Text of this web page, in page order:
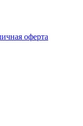
оферта